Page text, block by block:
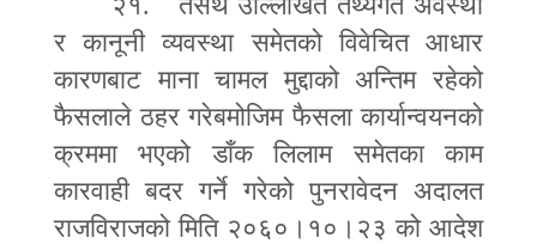
र कानूनी व्यवस्था समेतको विवेचित आधार
कारणबाट माना चामल मुद्दाको अन्तिम रहेको
फैसलाले ठहर गरेबमोजिम फैसला कार्यान्वयनको
क्रममा भएको डाँक लिलाम समेतका काम
कारवाही बदर गर्ने गरेको पुनरावेदन अदालत
राजविराजको मिति २०६०।१०।२३ को आदेश